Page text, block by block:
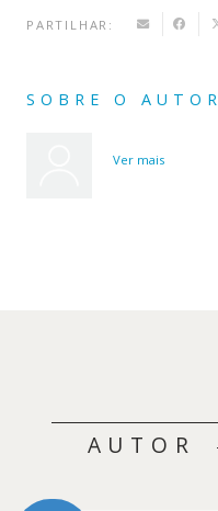
PARTILHAR:
SOBRE O AUTOR
Ver mais
AUTOR